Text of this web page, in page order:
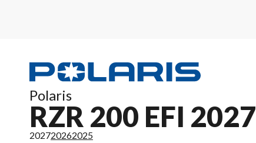
Polaris
RZR 200 EFI 2027
202720262025